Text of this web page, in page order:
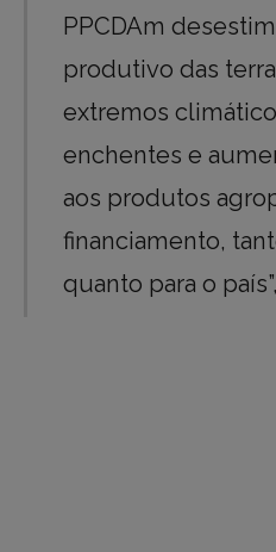
PPCDAm
produtivo das
extremos
enchentes e
aos produtos
financiamento,
quanto para o